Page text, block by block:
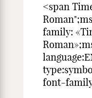
<span
family:
font-